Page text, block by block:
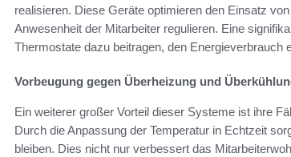
realisieren. Diese Geräte optimieren den Einsatz
Anwesenheit der Mitarbeiter regulieren. Eine
Thermostate dazu beitragen, den
Vorbeugung gegen Überheizung und
Ein weiterer großer Vorteil dieser Systeme ist ihre
Durch die Anpassung der Temperatur in Echtzeit
bleiben. Dies nicht nur verbessert das